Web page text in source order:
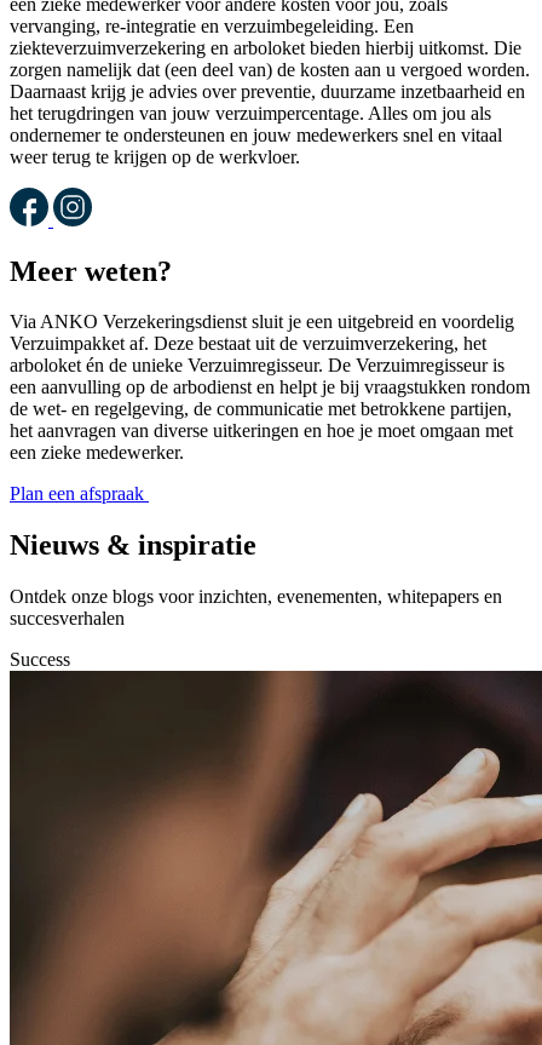
vervanging, re-integratie en verzuimbegeleiding. Een
ziekteverzuimverzekering en arboloket bieden hierbij uitkomst. Die
zorgen namelijk dat (een deel van) de kosten aan u vergoed worden.
Daarnaast krijg je advies over preventie, duurzame inzetbaarheid en
het terugdringen van jouw verzuimpercentage. Alles om jou als
ondernemer te ondersteunen en jouw medewerkers snel en vitaal
weer terug te krijgen op de werkvloer.
Meer weten?
Via ANKO Verzekeringsdienst sluit je een uitgebreid en voordelig
Verzuimpakket af. Deze bestaat uit de verzuimverzekering, het
arboloket én de unieke Verzuimregisseur. De Verzuimregisseur is
een aanvulling op de arbodienst en helpt je bij vraagstukken rondom
de wet- en regelgeving, de communicatie met betrokkene partijen,
het aanvragen van diverse uitkeringen en hoe je moet omgaan met
een zieke medewerker.
Plan een afspraak
Nieuws & inspiratie
Ontdek onze blogs voor inzichten, evenementen, whitepapers en
succesverhalen
Success